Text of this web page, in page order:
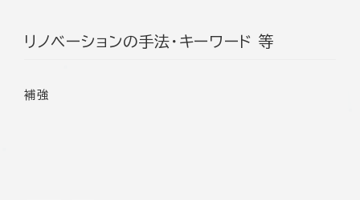
リノベーションの手法・キーワード 等
補強